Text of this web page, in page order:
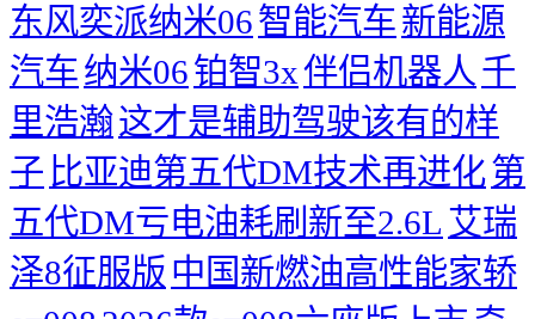
东风奕派纳米06智能汽车新能源
汽车纳米06铂智3x伴侣机器人 千
里浩瀚这才是辅助驾驶该有的样
子 比亚迪第五代DM技术再进化第
五代DM亏电油耗刷新至2.6L 艾瑞
泽8征服版 中国新燃油高性能家轿